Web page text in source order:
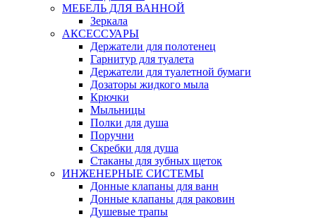
МЕБЕЛЬ ДЛЯ ВАННОЙ
Зеркала
АКСЕССУАРЫ
Держатели для полотенец
Гарнитур для туалета
Держатели для туалетной бумаги
Дозаторы жидкого мыла
Крючки
Мыльницы
Полки для душа
Поручни
Скребки для душа
Стаканы для зубных щеток
ИНЖЕНЕРНЫЕ СИСТЕМЫ
Донные клапаны для ванн
Донные клапаны для раковин
Душевые трапы